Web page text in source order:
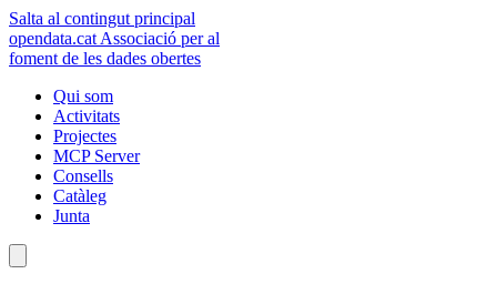
Salta al contingut principal
opendata.cat Associació per al
foment de les dades obertes
Qui som
Activitats
Projectes
MCP Server
Consells
Catàleg
Junta